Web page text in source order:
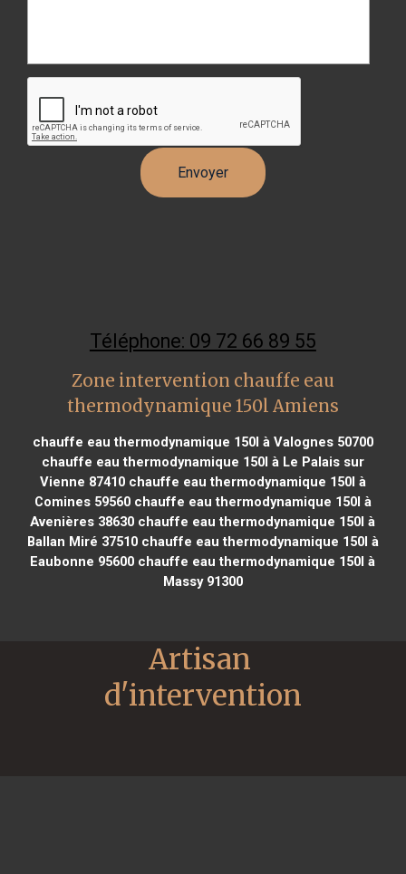
Téléphone: 09 72 66 89 55
Zone intervention chauffe eau
thermodynamique 150l Amiens
chauffe eau thermodynamique 150l à Valognes 50700
chauffe eau thermodynamique 150l à Le Palais sur
Vienne 87410chauffe eau thermodynamique 150l à
Comines 59560chauffe eau thermodynamique 150l à
Avenières 38630 chauffe eau thermodynamique 150l à
Ballan Miré 37510chauffe eau thermodynamique 150l à
Eaubonne 95600 chauffe eau thermodynamique 150l à
Massy 91300
Artisan
d'intervention